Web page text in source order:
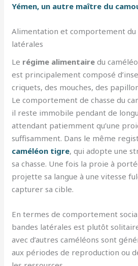
Yémen, un autre maître du
Alimentation et comportement du
latérales
Le régime alimentaire du
est principalement composé
criquets, des mouches, des
Le comportement de chasse du
il reste immobile pendant de
attendant patiemment qu’une
suffisamment. Dans le même
caméléon tigre, qui adopte une
sa chasse. Une fois la proie à
projette sa langue à une vitesse
capturer sa cible.
En termes de comportement
bandes latérales est plutôt
avec d’autres caméléons sont
aux périodes de reproduction ou